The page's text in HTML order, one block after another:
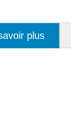
plus